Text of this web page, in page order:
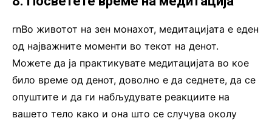
rnВо животот на зен монахот, медитацијата е еден
од најважните моменти во текот на денот.
Можете да ја практикувате медитацијата во кое
било време од денот, доволно е да седнете, да се
опуштите и да ги набљудувате реакциите на
вашето тело како и она што се случува околу